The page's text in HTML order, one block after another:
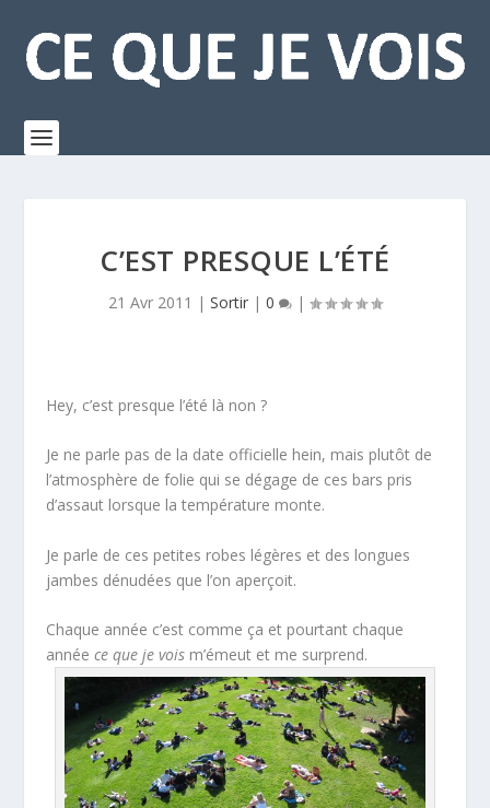
C’EST PRESQUE L’ÉTÉ
21 Avr 2011 | Sortir | 0 |
Hey, c’est presque l’été là non ?
Je ne parle pas de la date officielle hein, mais plutôt de
l’atmosphère de folie qui se dégage de ces bars pris
d’assaut lorsque la température monte.
Je parle de ces petites robes légères et des longues
jambes dénudées que l’on aperçoit.
Chaque année c’est comme ça et pourtant chaque
annéece que je vois m’émeut et me surprend.